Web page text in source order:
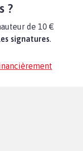
?
de 10 €
signatures.